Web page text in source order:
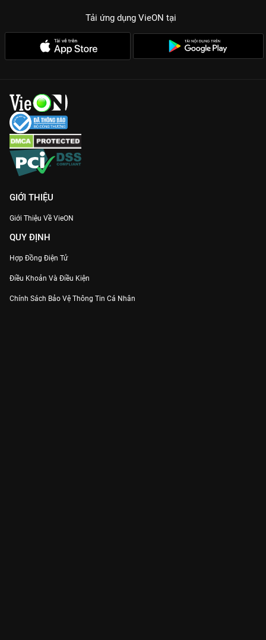
Tải ứng dụng VieON tại
GIỚI THIỆU
Giới Thiệu Về VieON
QUY ĐỊNH
Hợp Đồng Điện Tử
Điều Khoản Và Điều Kiện
Chính Sách Bảo Vệ Thông Tin Cá Nhân